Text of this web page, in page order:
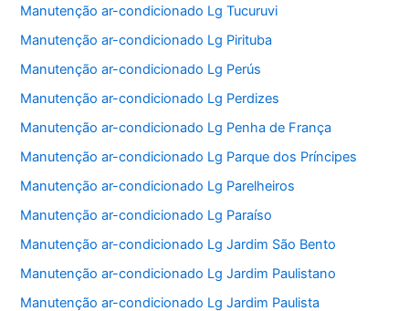
Manutenção ar-condicionado Lg Tucuruvi
Manutenção ar-condicionado Lg Pirituba
Manutenção ar-condicionado Lg Perús
Manutenção ar-condicionado Lg Perdizes
Manutenção ar-condicionado Lg Penha de França
Manutenção ar-condicionado Lg Parque dos Príncipes
Manutenção ar-condicionado Lg Parelheiros
Manutenção ar-condicionado Lg Paraíso
Manutenção ar-condicionado Lg Jardim São Bento
Manutenção ar-condicionado Lg Jardim Paulistano
Manutenção ar-condicionado Lg Jardim Paulista